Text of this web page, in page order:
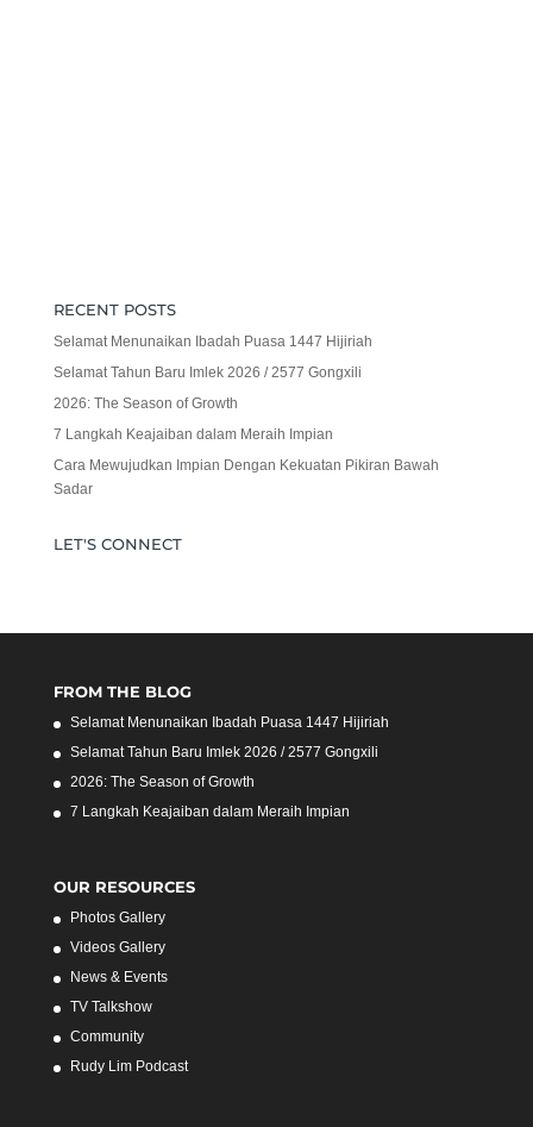
RECENT POSTS
Selamat Menunaikan Ibadah Puasa 1447 Hijiriah
Selamat Tahun Baru Imlek 2026 / 2577 Gongxili
2026: The Season of Growth
7 Langkah Keajaiban dalam Meraih Impian
Cara Mewujudkan Impian Dengan Kekuatan Pikiran Bawah
Sadar
LET'S CONNECT
FROM THE BLOG
Selamat Menunaikan Ibadah Puasa 1447 Hijiriah
Selamat Tahun Baru Imlek 2026 / 2577 Gongxili
2026: The Season of Growth
7 Langkah Keajaiban dalam Meraih Impian
OUR RESOURCES
Photos Gallery
Videos Gallery
News & Events
TV Talkshow
Community
Rudy Lim Podcast